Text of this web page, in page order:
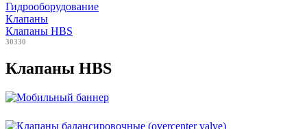
Гидрооборудование
Клапаны
Клапаны HBS
30330
Клапаны HBS